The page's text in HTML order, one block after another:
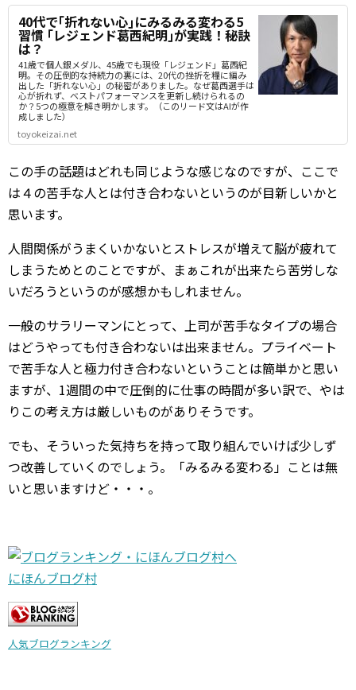
40代で｢折れない心｣にみるみる変わる5
習慣 ｢レジェンド葛西紀明｣が実践！秘訣
は？
41歳で個人銀メダル、45歳でも現役「レジェンド」葛西紀
明。その圧倒的な持続力の裏には、20代の挫折を糧に編み
出した「折れない心」の秘密がありました。なぜ葛西選手は
心が折れず、ベストパフォーマンスを更新し続けられるの
か？5つの極意を解き明かします。（このリード文はAIが作
成しました）
toyokeizai.net
この手の話題はどれも同じような感じなのですが、ここで
は４の苦手な人とは付き合わないというのが目新しいかと
思います。
人間関係がうまくいかないとストレスが増えて脳が疲れて
しまうためとのことですが、まぁこれが出来たら苦労しな
いだろうというのが感想かもしれません。
一般のサラリーマンにとって、上司が苦手なタイプの場合
はどうやっても付き合わないは出来ません。プライベート
で苦手な人と極力付き合わないということは簡単かと思い
ますが、1週間の中で圧倒的に仕事の時間が多い訳で、やは
りこの考え方は厳しいものがありそうです。
でも、そういった気持ちを持って取り組んでいけば少しず
つ改善していくのでしょう。「みるみる変わる」ことは無
いと思いますけど・・・。
にほんブログ村
人気ブログランキング